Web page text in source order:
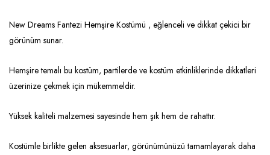
New Dreams Fantezi Hemşire Kostümü , eğlenceli ve dikkat çekici bir
görünüm sunar.
Hemşire temalı bu kostüm, partilerde ve kostüm etkinliklerinde dikkatleri
üzerinize çekmek için mükemmeldir.
Yüksek kaliteli malzemesi sayesinde hem şık hem de rahattır.
Kostümle birlikte gelen aksesuarlar, görünümünüzü tamamlayarak daha